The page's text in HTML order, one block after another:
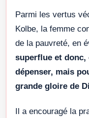
Parmi les vertus
Kolbe, la femme
de la pauvreté, en
superflue et
dépenser, mais
grande gloire de
Il a encouragé la